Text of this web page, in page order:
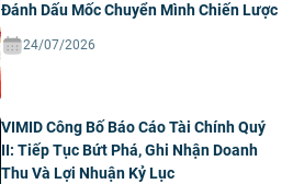
Đánh Dấu Mốc Chuyển Mình Chiến Lược
24/07/2026
VIMID Công Bố Báo Cáo Tài Chính Quý
II: Tiếp Tục Bứt Phá, Ghi Nhận Doanh
Thu Và Lợi Nhuận Kỷ Lục